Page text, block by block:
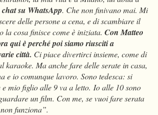
su WhatsApp. Che non finivano mai. Mi
delle persone a cena, e di scambiare il
la cosa finisce come è iniziata. Con Matteo
qui è perché poi siamo riusciti a
città. Ci piace divertirci insieme, come di
karaoke. Ma anche fare delle serate in casa,
e io comunque lavoro. Sono tedesca: si
e mio figlio alle 9 va a letto. Io alle 10 sono
un film. Con me, se vuoi fare serata
funziona”.